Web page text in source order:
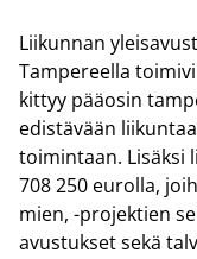
Lii­kun­nan
Tam­pe­reel­la
kit­tyy pää­osin
edis­tä­vään
toi­min­taan. Li­säk­si
708 250 eu­rol­la,
mien, -​projektien
avus­tuk­set sekä